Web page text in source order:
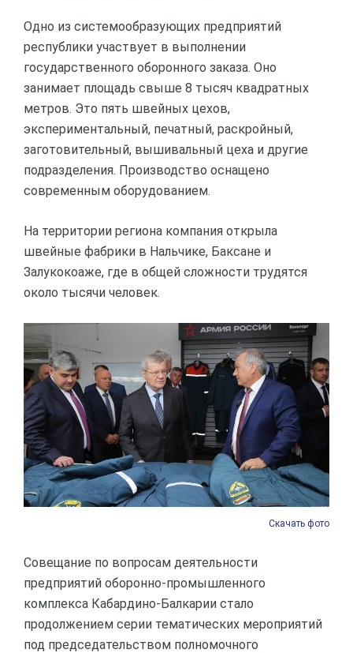
Одно из системообразующих предприятий
республики участвует в выполнении
государственного оборонного заказа. Оно
занимает площадь свыше 8 тысяч квадратных
метров. Это пять швейных цехов,
экспериментальный, печатный, раскройный,
заготовительный, вышивальный цеха и другие
подразделения. Производство оснащено
современным оборудованием.
На территории региона компания открыла
швейные фабрики в Нальчике, Баксане и
Залукокоаже, где в общей сложности трудятся
около тысячи человек.
Скачать фото
Совещание по вопросам деятельности
предприятий оборонно-промышленного
комплекса Кабардино-Балкарии стало
продолжением серии тематических мероприятий
под председательством полномочного